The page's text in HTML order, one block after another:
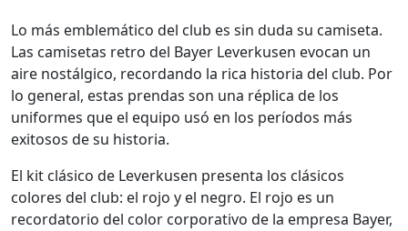
Lo más emblemático del club es sin duda su camiseta.
Las camisetas retro del Bayer Leverkusen evocan un
aire nostálgico, recordando la rica historia del club. Por
lo general, estas prendas son una réplica de los
uniformes que el equipo usó en los períodos más
exitosos de su historia.
El kit clásico de Leverkusen presenta los clásicos
colores del club: el rojo y el negro. El rojo es un
recordatorio del color corporativo de la empresa Bayer,